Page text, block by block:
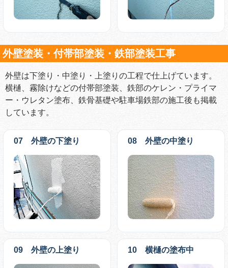
外壁塗装・付帯部塗装・鉄部塗装工事
外壁は下塗り・中塗り・上塗りの工程で仕上げています。
横樋、霧除けなどの付帯部塗装、鉄部のケレン・プライマ
ー・ウレタン塗布、鉄骨基礎や駐車場鉄部の施工後も掲載
しています。
07 外壁の下塗り 08 外壁の中塗り
09 外壁の上塗り 10 横樋の塗布中